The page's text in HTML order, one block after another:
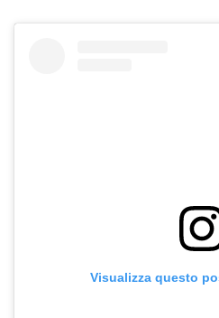
Visualizza questo